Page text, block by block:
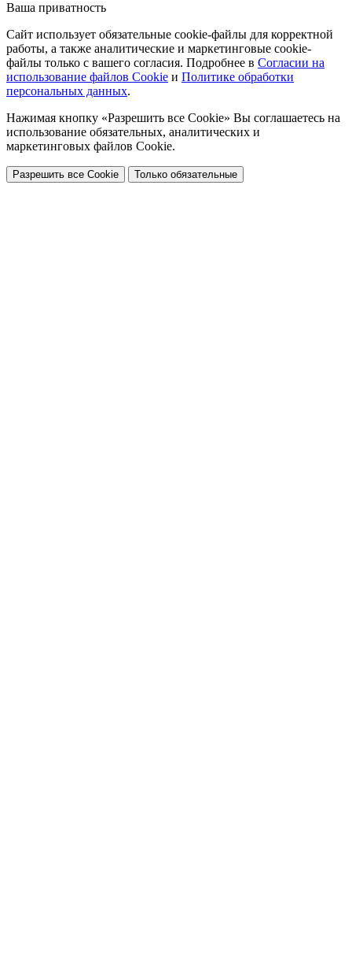
Ваша приватность
Сайт использует обязательные cookie-файлы для корректной
работы, а также аналитические и маркетинговые cookie-
файлы только с вашего согласия. Подробнее в Согласии на
использование файлов Cookie и Политике обработки
персональных данных.
Нажимая кнопку «Разрешить все Cookie» Вы соглашаетесь на
использование обязательных, аналитических и
маркетинговых файлов Cookie.
Разрешить все Cookie Только обязательные